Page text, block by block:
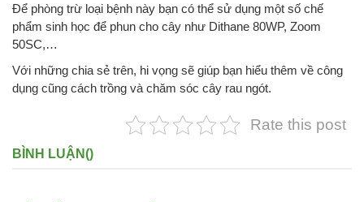
Để phòng trừ loại bệnh này bạn có thể sử dụng một số chế
phẩm sinh học để phun cho cây như Dithane 80WP, Zoom
50SC,…
Với những chia sẻ trên, hi vọng sẽ giúp bạn hiểu thêm về công
dụng cũng cách trồng và chăm sóc cây rau ngót.
Rate this post
BÌNH LUẬN()